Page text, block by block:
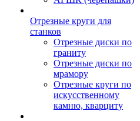
Отрезные круги для
станков
Отрезные диски по
граниту
Отрезные диски по
мрамору
Отрезные круги по
искусственному
камню, кварциту